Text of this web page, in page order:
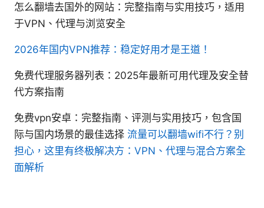
怎么翻墙去国外的网站：完整指南与实用技巧，适用
于VPN、代理与浏览安全
2026年国内VPN推荐：稳定好用才是王道！
免费代理服务器列表：2025年最新可用代理及安全替
代方案指南
免费vpn安卓：完整指南、评测与实用技巧，包含国
际与国内场景的最佳选择 流量可以翻墙wifi不行？别
担心，这里有终极解决方：VPN、代理与混合方案全
面解析